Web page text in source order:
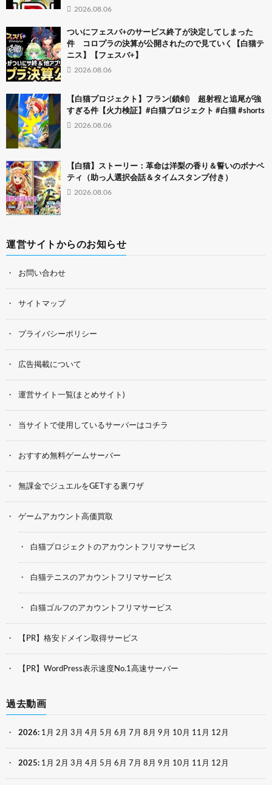
2026.08.06
ついにフェスバ+のサービス終了が決定してしまった
件 コロプラの決算が公開されたので見ていく【白猫テ
ニス】【フェスバ+】
2026.08.06
【白猫プロジェクト】フラン(鎖剣) 超射程と追尾が強
すぎる件【火力検証】#白猫プロジェクト #白猫 #shorts
2026.08.06
【白猫】ストーリー：革命は洋梨の香り＆誓いのボナペ
ティ（助っ人選択会話＆タイムスタンプ付き）
2026.08.06
運営サイトからのお知らせ
お問い合わせ
サイトマップ
プライバシーポリシー
広告掲載について
運営サイト一覧(まとめサイト)
当サイトで使用しているサーバーはコチラ
おすすめ無料ゲームサーバー
無課金でジュエルをGETする裏ワザ
ゲームアカウント高価買取
白猫プロジェクトのアカウントフリマサービス
白猫テニスのアカウントフリマサービス
白猫ゴルフのアカウントフリマサービス
【PR】格安ドメイン取得サービス
【PR】WordPress表示速度No.1高速サーバー
過去動画
2026: 1月 2月 3月 4月 5月 6月 7月 8月 9月 10月 11月 12月
2025: 1月 2月 3月 4月 5月 6月 7月 8月 9月 10月 11月 12月